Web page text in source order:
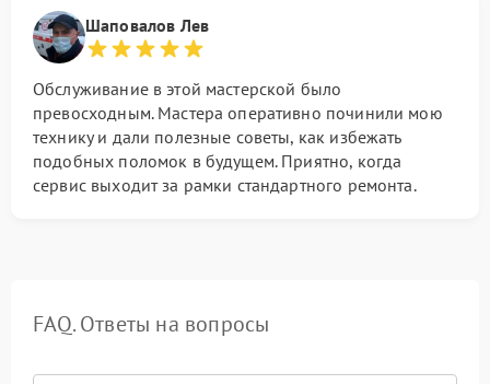
Шаповалов Лев
Обслуживание в этой мастерской было
превосходным. Мастера оперативно починили мою
технику и дали полезные советы, как избежать
подобных поломок в будущем. Приятно, когда
сервис выходит за рамки стандартного ремонта.
FAQ. Ответы на вопросы